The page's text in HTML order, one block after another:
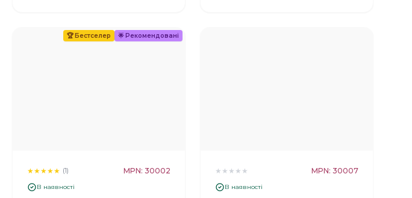
🏆Бестселер 🌟Рекомендовані
★★★★★ (1) MPN: 30002
В наявності
★ ★ ★ ★ ★ MPN: 30007
В наявності